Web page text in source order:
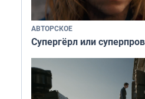
АВТОРСКОЕ
Супергёрл или